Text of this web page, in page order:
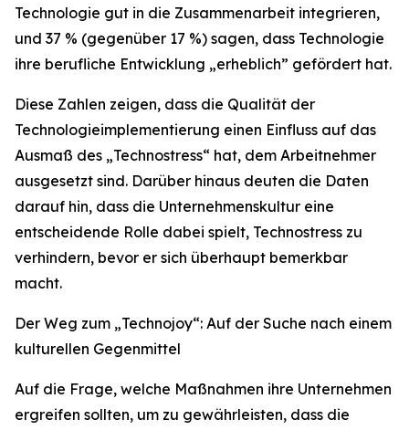
Technologie gut in die Zusammenarbeit integrieren,
und 37 % (gegenüber 17 %) sagen, dass Technologie
ihre berufliche Entwicklung „erheblich” gefördert hat.
Diese Zahlen zeigen, dass die Qualität der
Technologieimplementierung einen Einfluss auf das
Ausmaß des „Technostress“ hat, dem Arbeitnehmer
ausgesetzt sind. Darüber hinaus deuten die Daten
darauf hin, dass die Unternehmenskultur eine
entscheidende Rolle dabei spielt, Technostress zu
verhindern, bevor er sich überhaupt bemerkbar
macht.
Der Weg zum „Technojoy“: Auf der Suche nach einem
kulturellen Gegenmittel
Auf die Frage, welche Maßnahmen ihre Unternehmen
ergreifen sollten, um zu gewährleisten, dass die